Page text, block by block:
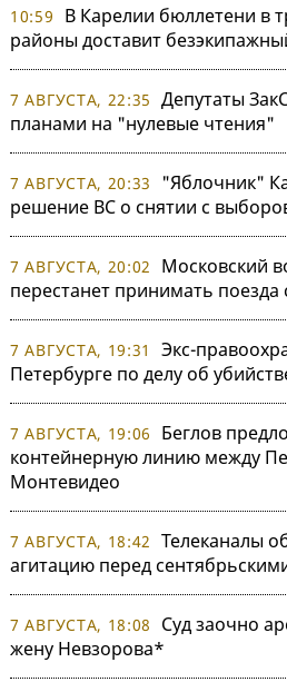
10:59
В Карелии бюллетени в
районы доставит
7 АВГУСТА, 22:35 Депутаты
планами на "нулевые чтения"
7 АВГУСТА, 20:33
"Яблочник"
решение ВС о снятии с
7 АВГУСТА, 20:02
Московский
перестанет принимать поезда
7 АВГУСТА, 19:31
Экс-
Петербурге по делу об
7 АВГУСТА, 19:06
Беглов
контейнерную линию между
Монтевидео
7 АВГУСТА, 18:42 Телеканалы
агитацию перед
7 АВГУСТА, 18:08
Суд заочно
жену Невзорова*